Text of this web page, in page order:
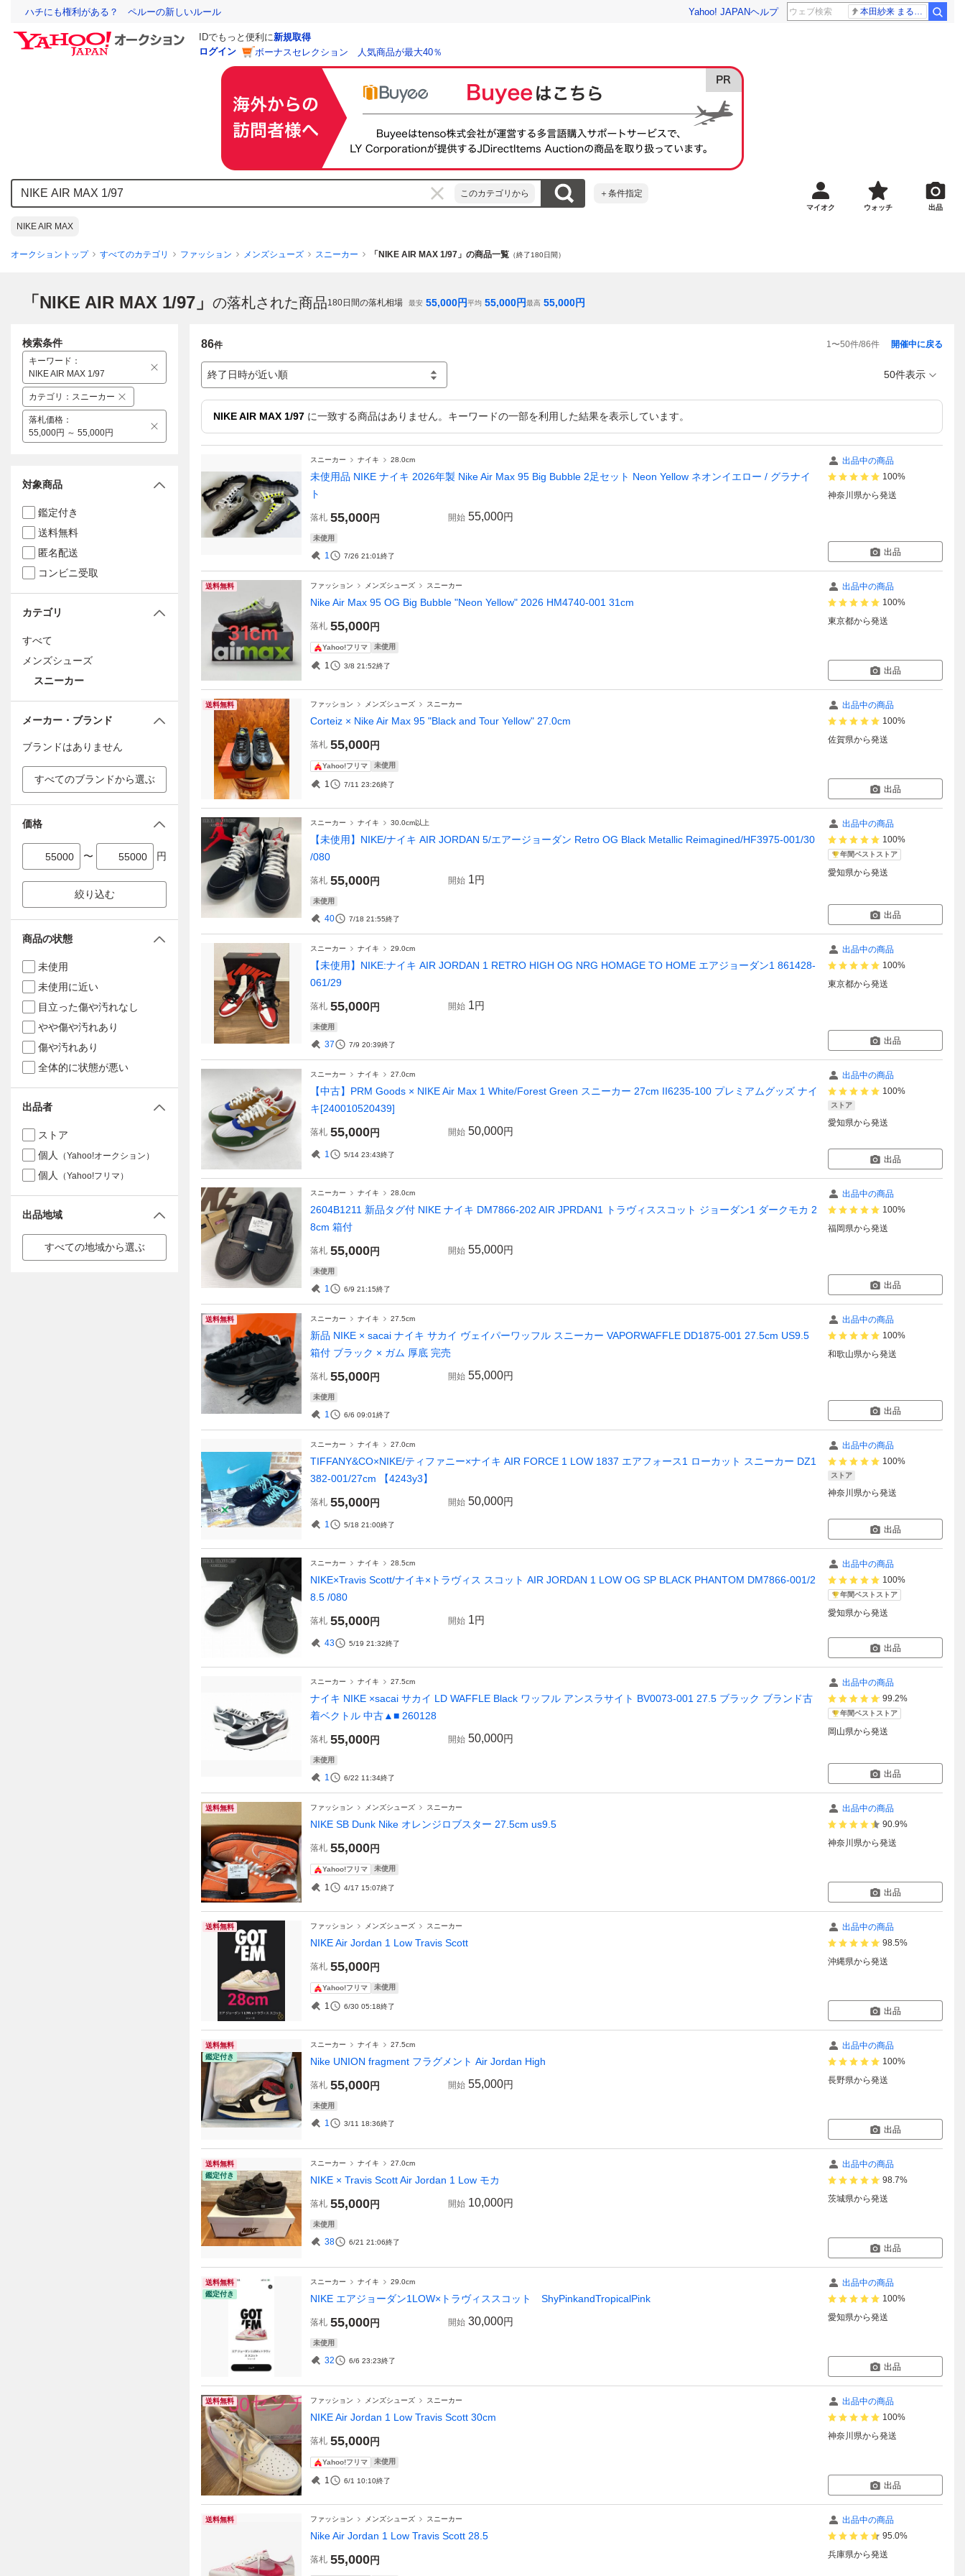
ハチにも権利がある？ ペルーの新しいルール Yahoo! JAPANヘルプ 本田紗来 まるでお人形
IDでもっと便利に新規取得
ログイン
ボーナスセレクション 人気商品が最大40％
このカテゴリから ＋条件指定
NIKE AIR MAX
マイオク ウォッチ 出品
オークショントップ すべてのカテゴリ ファッション メンズシューズ スニーカー 「NIKE AIR MAX 1/97」の商品一覧 （終了180日間）
「NIKE AIR MAX 1/97」 の落札された商品180日間の落札相場 最安 55,000円平均 55,000円最高 55,000円
86件 1〜50件/86件
終了日時が近い順
開催中に戻る
50件表示
NIKE AIR MAX 1/97 に一致する商品はありません。キーワードの一部を利用した結果を表示しています。
スニーカー ナイキ 28.0cm
未使用品 NIKE ナイキ 2026年製 Nike Air Max 95 Big Bubble 2足セット Neon Yellow ネオンイエロー / グラナイ
ト
落札 55,000円 開始 55,000円
未使用
1 7/26 21:01終了
出品中の商品
100%
神奈川県から発送
出品
送料無料 ファッション メンズシューズ スニーカー
Nike Air Max 95 OG Big Bubble "Neon Yellow" 2026 HM4740-001 31cm
落札 55,000円
Yahoo!フリマ 未使用
1 3/8 21:52終了
出品中の商品
100%
東京都から発送
出品
送料無料 ファッション メンズシューズ スニーカー
Corteiz × Nike Air Max 95 "Black and Tour Yellow" 27.0cm
落札 55,000円
Yahoo!フリマ 未使用
1 7/11 23:26終了
出品中の商品
100%
佐賀県から発送
出品
スニーカー ナイキ 30.0cm以上
【未使用】NIKE/ナイキ AIR JORDAN 5/エアージョーダン Retro OG Black Metallic Reimagined/HF3975-001/30
/080
落札 55,000円 開始 1円
未使用
40 7/18 21:55終了
出品中の商品
100%
年間ベストストア
愛知県から発送
出品
スニーカー ナイキ 29.0cm
【未使用】NIKE:ナイキ AIR JORDAN 1 RETRO HIGH OG NRG HOMAGE TO HOME エアジョーダン1 861428-
061/29
落札 55,000円 開始 1円
未使用
37 7/9 20:39終了
出品中の商品
100%
東京都から発送
出品
スニーカー ナイキ 27.0cm
【中古】PRM Goods × NIKE Air Max 1 White/Forest Green スニーカー 27cm II6235-100 プレミアムグッズ ナイ
キ[240010520439]
落札 55,000円 開始 50,000円
1 5/14 23:43終了
出品中の商品
100%
ストア
愛知県から発送
出品
スニーカー ナイキ 28.0cm
2604B1211 新品タグ付 NIKE ナイキ DM7866-202 AIR JPRDAN1 トラヴィススコット ジョーダン1 ダークモカ 2
8cm 箱付
落札 55,000円 開始 55,000円
未使用
1 6/9 21:15終了
出品中の商品
100%
福岡県から発送
出品
送料無料 スニーカー ナイキ 27.5cm
新品 NIKE × sacai ナイキ サカイ ヴェイパーワッフル スニーカー VAPORWAFFLE DD1875-001 27.5cm US9.5
箱付 ブラック × ガム 厚底 完売
落札 55,000円 開始 55,000円
未使用
1 6/6 09:01終了
出品中の商品
100%
和歌山県から発送
出品
スニーカー ナイキ 27.0cm
TIFFANY&CO×NIKE/ティファニー×ナイキ AIR FORCE 1 LOW 1837 エアフォース1 ローカット スニーカー DZ1
382-001/27cm 【4243y3】
落札 55,000円 開始 50,000円
1 5/18 21:00終了
出品中の商品
100%
ストア
神奈川県から発送
出品
スニーカー ナイキ 28.5cm
NIKE×Travis Scott/ナイキ×トラヴィス スコット AIR JORDAN 1 LOW OG SP BLACK PHANTOM DM7866-001/2
8.5 /080
落札 55,000円 開始 1円
43 5/19 21:32終了
出品中の商品
100%
年間ベストストア
愛知県から発送
出品
スニーカー ナイキ 27.5cm
ナイキ NIKE ×sacai サカイ LD WAFFLE Black ワッフル アンスラサイト BV0073-001 27.5 ブラック ブランド古
着ベクトル 中古▲■ 260128
落札 55,000円 開始 50,000円
未使用
1 6/22 11:34終了
出品中の商品
99.2%
年間ベストストア
岡山県から発送
出品
送料無料 ファッション メンズシューズ スニーカー
NIKE SB Dunk Nike オレンジロブスター 27.5cm us9.5
落札 55,000円
Yahoo!フリマ 未使用
1 4/17 15:07終了
出品中の商品
90.9%
神奈川県から発送
出品
送料無料 ファッション メンズシューズ スニーカー
NIKE Air Jordan 1 Low Travis Scott
落札 55,000円
Yahoo!フリマ 未使用
1 6/30 05:18終了
出品中の商品
98.5%
沖縄県から発送
出品
送料無料
鑑定付き
スニーカー ナイキ 27.5cm
Nike UNION fragment フラグメント Air Jordan High
落札 55,000円 開始 55,000円
未使用
1 3/11 18:36終了
出品中の商品
100%
長野県から発送
出品
送料無料
鑑定付き
スニーカー ナイキ 27.0cm
NIKE × Travis Scott Air Jordan 1 Low モカ
落札 55,000円 開始 10,000円
未使用
38 6/21 21:06終了
出品中の商品
98.7%
茨城県から発送
出品
送料無料
鑑定付き
スニーカー ナイキ 29.0cm
NIKE エアジョーダン1LOW×トラヴィススコット ShyPinkandTropicalPink
落札 55,000円 開始 30,000円
未使用
32 6/6 23:23終了
出品中の商品
100%
愛知県から発送
出品
送料無料 ファッション メンズシューズ スニーカー
NIKE Air Jordan 1 Low Travis Scott 30cm
落札 55,000円
Yahoo!フリマ 未使用
1 6/1 10:10終了
出品中の商品
100%
神奈川県から発送
出品
送料無料 ファッション メンズシューズ スニーカー
Nike Air Jordan 1 Low Travis Scott 28.5
落札 55,000円
出品中の商品
95.0%
兵庫県から発送
検索条件
キーワード ：
NIKE AIR MAX 1/97
カテゴリ ： スニーカー
落札価格 ：
55,000円 ～ 55,000円
対象商品
鑑定付き
送料無料
匿名配送
コンビニ受取
カテゴリ
すべて
メンズシューズ
スニーカー
メーカー・ブランド
ブランドはありません
すべてのブランドから選ぶ
価格
〜 円
絞り込む
商品の状態
未使用
未使用に近い
目立った傷や汚れなし
やや傷や汚れあり
傷や汚れあり
全体的に状態が悪い
出品者
ストア
個人
（Yahoo!オークション）
個人 （Yahoo!フリマ）
出品地域
すべての地域から選ぶ